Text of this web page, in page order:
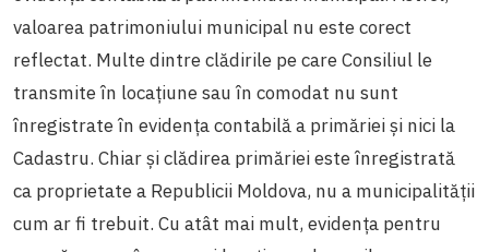
valoarea patrimoniului municipal nu este corect
reflectat. Multe dintre clădirile pe care Consiliul le
transmite în locațiune sau în comodat nu sunt
înregistrate în evidența contabilă a primăriei și nici la
Cadastru. Chiar și clădirea primăriei este înregistrată
ca proprietate a Republicii Moldova, nu a municipalității
cum ar fi trebuit. Cu atât mai mult, evidența pentru